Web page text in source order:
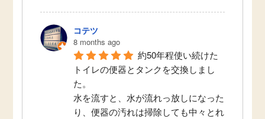
コテツ
8 months ago
約50年程使い続けた
トイレの便器とタンクを交換しまし
た。
水を流すと、水が流れっ放しになった
り、便器の汚れは掃除しても中々とれ